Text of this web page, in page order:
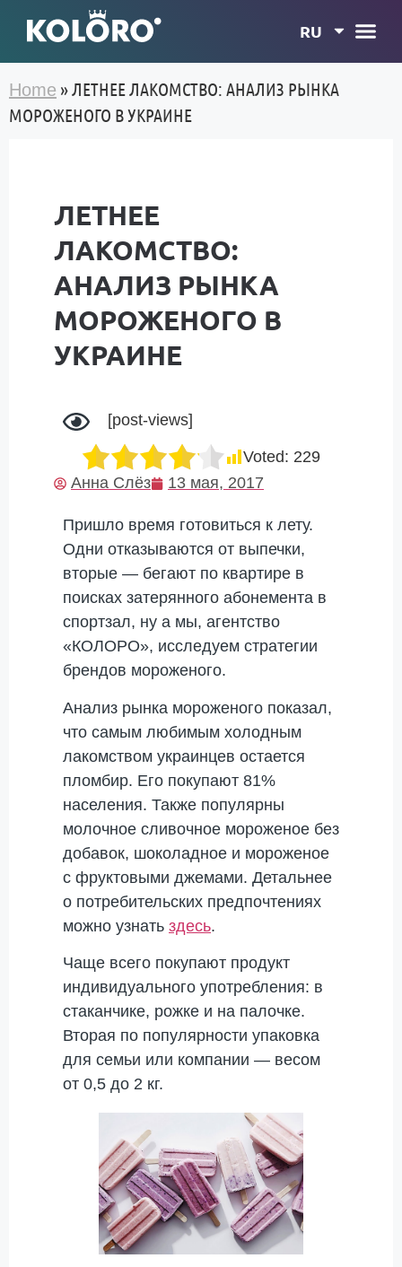
RU
Home »ЛЕТНЕЕ ЛАКОМСТВО: АНАЛИЗ РЫНКА
МОРОЖЕНОГО В УКРАИНЕ
ЛЕТНЕЕ
ЛАКОМСТВО:
АНАЛИЗ РЫНКА
МОРОЖЕНОГО В
УКРАИНЕ
[post-views]
Voted: 229
Анна Слёз
13 мая, 2017
Пришло время готовиться к лету.
Одни отказываются от выпечки,
вторые — бегают по квартире в
поисках затерянного абонемента в
спортзал, ну а мы, агентство
«КОЛОРО», исследуем стратегии
брендов мороженого.
Анализ рынка мороженого показал,
что самым любимым холодным
лакомством украинцев остается
пломбир. Его покупают 81%
населения. Также популярны
молочное сливочное мороженое без
добавок, шоколадное и мороженое
с фруктовыми джемами. Детальнее
о потребительских предпочтениях
можно узнать здесь.
Чаще всего покупают продукт
индивидуального употребления: в
стаканчике, рожке и на палочке.
Вторая по популярности упаковка
для семьи или компании — весом
от 0,5 до 2 кг.